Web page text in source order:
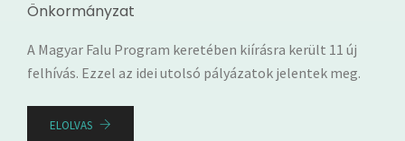
Önkormányzat
A Magyar Falu Program keretében kiírásra került 11 új
felhívás. Ezzel az idei utolsó pályázatok jelentek meg.
ELOLVAS